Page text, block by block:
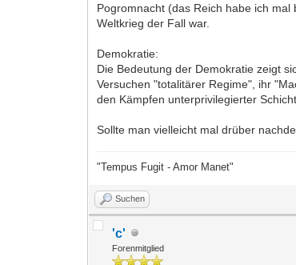
Pogromnacht (das Reich habe ich
Weltkrieg der Fall war.
Demokratie:
Die Bedeutung der Demokratie zeigt
Versuchen "totalitärer Regime", ihr
den Kämpfen unterprivilegierter
Sollte man vielleicht mal drüber
"Tempus Fugit - Amor Manet"
Suchen
'c'
Forenmitglied